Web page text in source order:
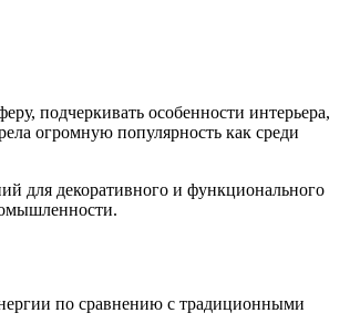
подчеркивать особенности интерьера,
огромную популярность как среди
для декоративного и функционального
по сравнению с традиционными